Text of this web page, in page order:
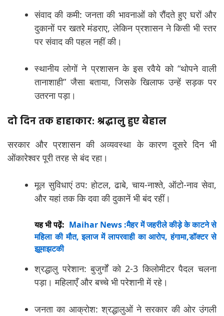
संवाद की कमी: जनता की भावनाओं को रौंदते हुए घरों और
दुकानों पर खतरे मंडराए, लेकिन प्रशासन ने किसी भी स्तर
पर संवाद की पहल नहीं की।
स्थानीय लोगों ने प्रशासन के इस रवैये को “थोपने वाली
तानाशाही” जैसा बताया, जिसके खिलाफ उन्हें सड़क पर
उतरना पड़ा।
दो दिन तक हाहाकार: श्रद्धालु हुए बेहाल
सरकार और प्रशासन की अव्यवस्था के कारण दूसरे दिन भी
ओंकारेश्वर पूरी तरह से बंद रहा।
मूल सुविधाएं ठप: होटल, ढाबे, चाय-नाश्ते, ऑटो-नाव सेवा,
और यहां तक कि दवा की दुकानें भी बंद रहीं।
यह भी पढ़ें: Maihar News :मैहर में जहरीले कीड़े के काटने से
महिला की मौत, इलाज में लापरवाही का आरोप, हंगामा,डॉक्टर से
झूमाझटकी
श्रद्धालु परेशान: बुजुर्गों को 2-3 किलोमीटर पैदल चलना
पड़ा। महिलाएँ और बच्चे भी परेशानी में रहे।
जनता का आक्रोश: श्रद्धालुओं ने सरकार की ओर उंगली